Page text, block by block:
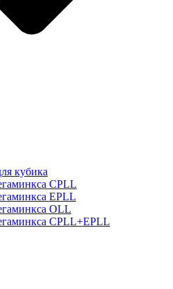
кубика
СPLL
EPLL
OLL
CPLL+EPLL